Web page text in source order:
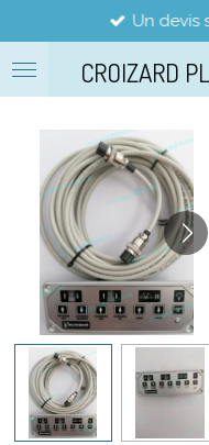
au
contenu
principal
CROIZARD
Un devis